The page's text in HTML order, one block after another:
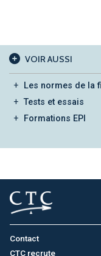
VOIR AUSSI
Les normes de la
Tests et essais
Formations EPI
Contact
CTC recrute